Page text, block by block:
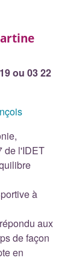
ou 03 22
de l'IDET
à
aux
de façon
en